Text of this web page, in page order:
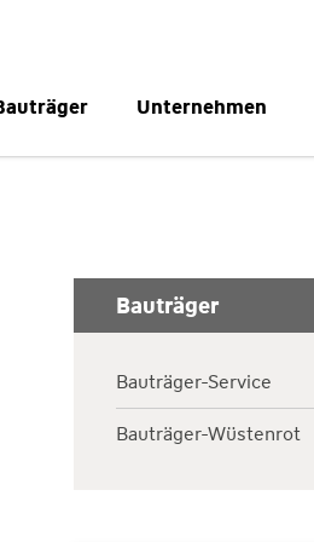
Unternehmen
Bauträger
Bauträger-Service
Bauträger-Wüstenrot